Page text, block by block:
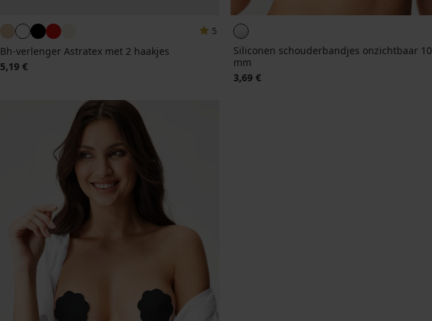
5
Bh-verlenger Astratex met 2 haakjes
5,19 €
Siliconen schouderbandjes onzichtbaar 10
mm
3,69 €